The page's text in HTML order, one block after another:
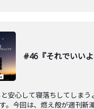
#46『それでいいよ
安心して寝落ちしてしま
。今回は、燃え殻が週刊新